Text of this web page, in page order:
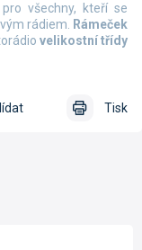
všechny, kteří se
rádiem. Rámeček
velikostní třídy
Tisk